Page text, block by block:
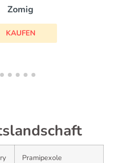
Pramipexole